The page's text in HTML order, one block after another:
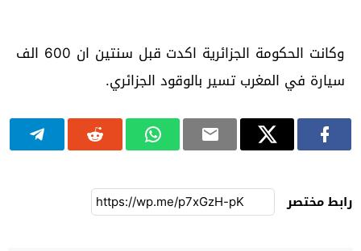
وكانت الحكومة الجزائرية اكدت قبل سنتين ان 600 الف
سيارة في المغرب تسير بالوقود الجزائري.
رابط مختصر